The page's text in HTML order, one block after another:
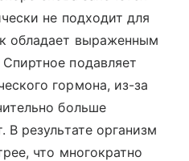
не подходит для
обладает выраженным
подавляет
гормона, из-за
больше
результате организм
что многократно